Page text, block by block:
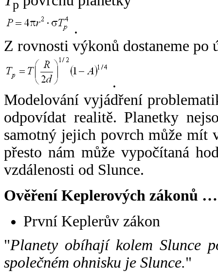
p
.
Z rovnosti výkonů dostaneme po
.
Modelování vyjádření
odpovídat realitě. Planetky
samotný jejich povrch může mít
přesto nám může vypočítaná
vzdálenosti od Slunce.
Ověření Keplerových zákonů …
První Keplerův zákon
"Planety obíhají kolem Slunce
společném ohnisku je Slunce."